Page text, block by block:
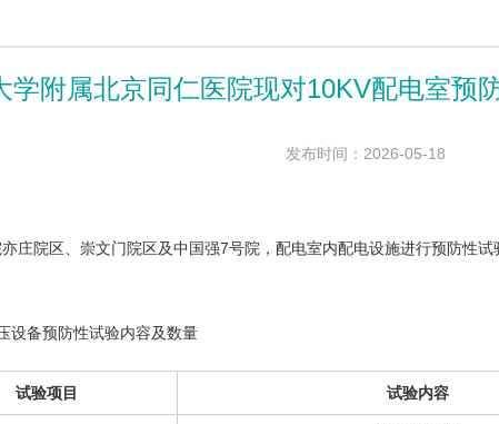
学附属北京同仁医院现对10KV配电室预
发布时间：2026-05-18
庄院区、崇文门院区及中国强7号院，配电室内配电设施进行预防性
设备预防性试验内容及数量
试验项目 试验内容